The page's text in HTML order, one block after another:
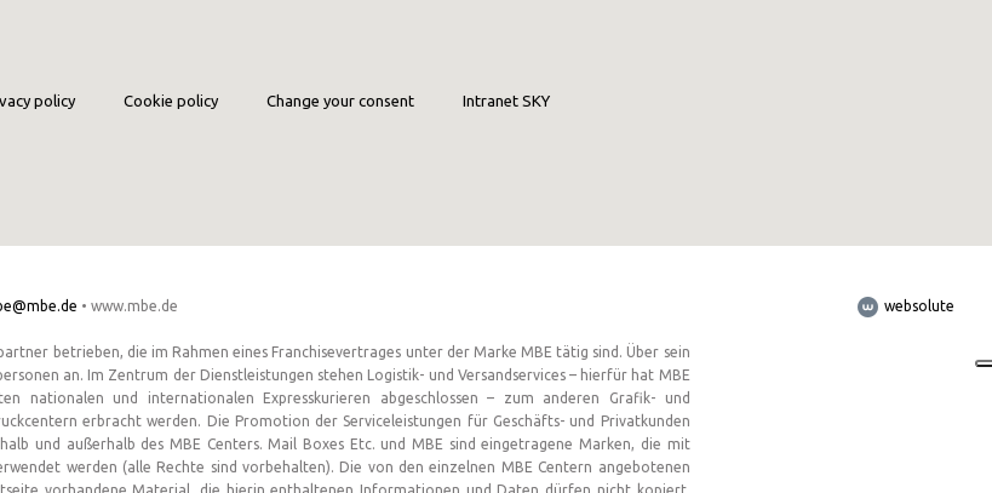
policy Cookie policy Change your consent Intranet SKY
• www.mbe.de
betrieben, die im Rahmen eines Franchisevertrages unter der Marke MBE tätig sind. Über sein
an. Im Zentrum der Dienstleistungen stehen Logistik- und Versandservices – hierfür hat MBE
nationalen und internationalen Expresskurieren abgeschlossen – zum anderen Grafik- und
erbracht werden. Die Promotion der Serviceleistungen für Geschäfts- und Privatkunden
und außerhalb des MBE Centers. Mail Boxes Etc. und MBE sind eingetragene Marken, die mit
werden (alle Rechte sind vorbehalten). Die von den einzelnen MBE Centern angebotenen
vorhandene Material, die hierin enthaltenen Informationen und Daten dürfen nicht kopiert,
websolute
canopen an MBE Centerin your community.